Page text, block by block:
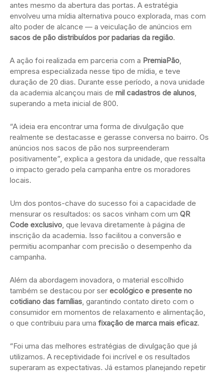
antes mesmo da abertura das portas. A estratégia
envolveu uma mídia alternativa pouco explorada, mas com
alto poder de alcance — a veiculação de anúncios em
sacos de pão distribuídos por padarias da região.
A ação foi realizada em parceria com a PremiaPão,
empresa especializada nesse tipo de mídia, e teve
duração de 20 dias. Durante esse período, a nova unidade
da academia alcançou mais de mil cadastros de alunos,
superando a meta inicial de 800.
“A ideia era encontrar uma forma de divulgação que
realmente se destacasse e gerasse conversa no bairro. Os
anúncios nos sacos de pão nos surpreenderam
positivamente”, explica a gestora da unidade, que ressalta
o impacto gerado pela campanha entre os moradores
locais.
Um dos pontos-chave do sucesso foi a capacidade de
mensurar os resultados: os sacos vinham com um QR
Code exclusivo, que levava diretamente à página de
inscrição da academia. Isso facilitou a conversão e
permitiu acompanhar com precisão o desempenho da
campanha.
Além da abordagem inovadora, o material escolhido
também se destacou por ser ecológico e presente no
cotidiano das famílias, garantindo contato direto com o
consumidor em momentos de relaxamento e alimentação,
o que contribuiu para uma fixação de marca mais eficaz.
“Foi uma das melhores estratégias de divulgação que já
utilizamos. A receptividade foi incrível e os resultados
superaram as expectativas. Já estamos planejando repetir